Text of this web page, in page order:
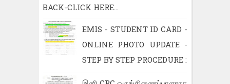
BACK-CLICK HERE...
EMIS - STUDENT ID CARD -
ONLINE PHOTO UPDATE -
STEP BY STEP PROCEDURE :